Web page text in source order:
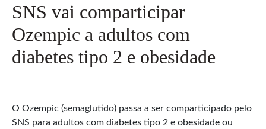
SNS vai comparticipar
Ozempic a adultos com
diabetes tipo 2 e obesidade
O Ozempic (semaglutido) passa a ser comparticipado pelo
SNS para adultos com diabetes tipo 2 e obesidade ou